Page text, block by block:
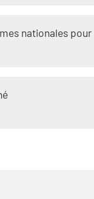
nationales pour